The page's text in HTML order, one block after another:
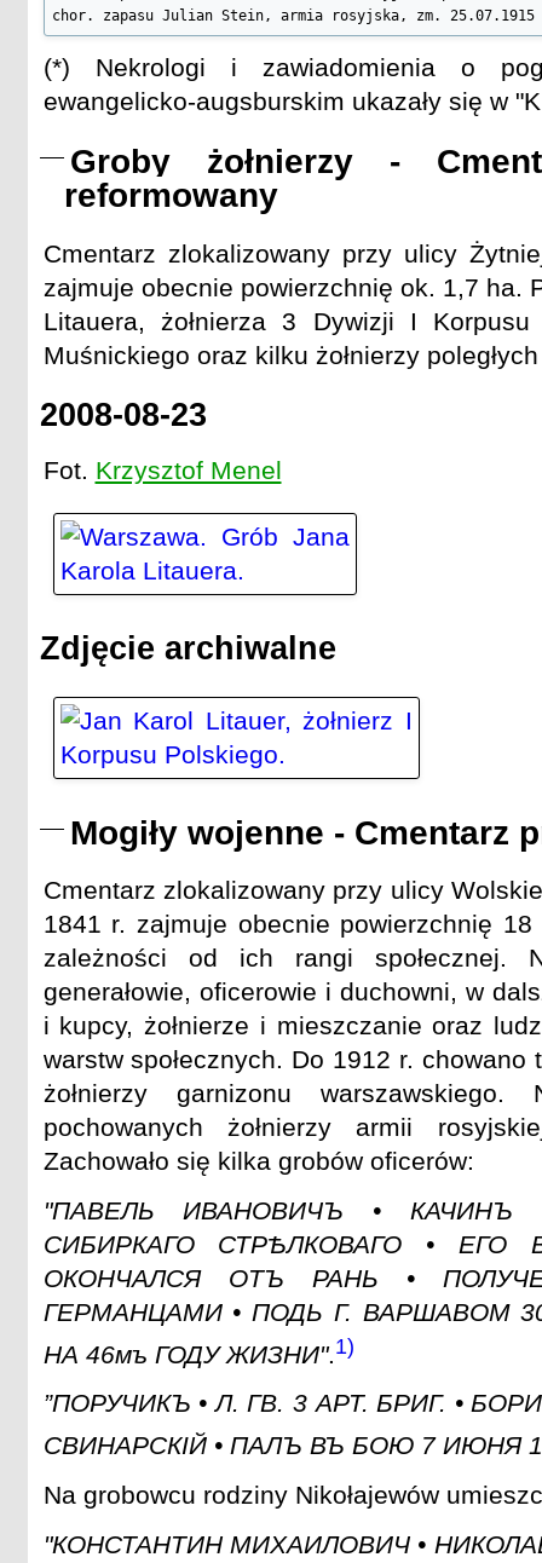
Tołwiński Bolesław, ppłk, armia rosyjska, pol. 15.06.1915
chor. zapasu Julian Stein, armia rosyjska, zm. 25.07.1915
(*) Nekrologi i zawiadomienia o
ewangelicko-augsburskim ukazały się w
Groby żołnierzy -
reformowany
Cmentarz zlokalizowany przy ulicy
zajmuje obecnie powierzchnię ok. 1,7 ha.
Litauera, żołnierza 3 Dywizji I
Muśnickiego oraz kilku żołnierzy
2008-08-23
Fot. Krzysztof Menel
Zdjęcie archiwalne
Mogiły wojenne - Cmentarz
Cmentarz zlokalizowany przy ulicy
1841 r. zajmuje obecnie powierzchnię 18
zależności od ich rangi społecznej.
generałowie, oficerowie i duchowni, w
i kupcy, żołnierze i mieszczanie oraz
warstw społecznych. Do 1912 r. chowano
żołnierzy garnizonu
pochowanych żołnierzy armii
Zachowało się kilka grobów oficerów:
"ПАВЕЛЬ ИВАНОВИЧЪ • КАЧИНЪ
СИБИРКАГО СТРѢЛКОВАГО • ЕГО
ОКОНЧАЛСЯ ОТЪ РАНЬ •
ГЕРМАНЦАМИ • ПОДЬ Г. ВАРШАВОМ
НА 46мъ ГОДУ ЖИЗНИ". 1)
”ПОРУЧИКЪ • Л. ГВ. 3 АРТ. БРИГ. •
СВИНАРСКІЙ • ПАЛЪ ВЪ БОЮ 7 ИЮНЯ
Na grobowcu rodziny Nikołajewów
"КОНСТАНТИН МИХАИЛОВИЧ •